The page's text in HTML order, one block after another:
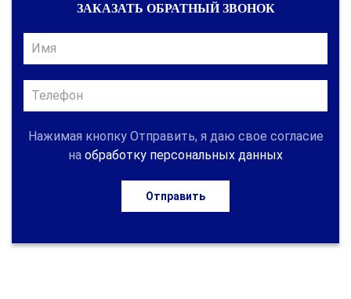
ЗАКАЗАТЬ ОБРАТНЫЙ ЗВОНОК
Нажимая кнопку Отправить, я даю свое согласие
на обработку персональных данных
Отправить